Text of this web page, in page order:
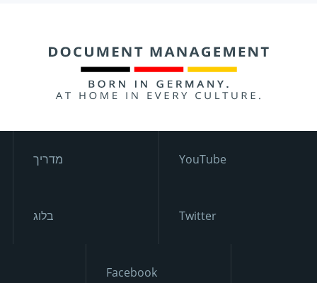
מדריך YouTube
בלוג Twitter
Facebook